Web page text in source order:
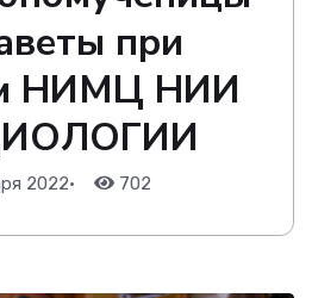
при
НИМЦ НИИ
2022• 702